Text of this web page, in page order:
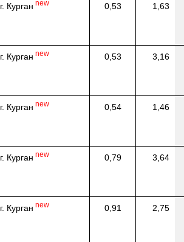
г. Курган new 0,53 1,63
г. Курган new 0,53 3,16
г. Курган new 0,54 1,46
г. Курган new 0,79 3,64
г. Курган new 0,91 2,75